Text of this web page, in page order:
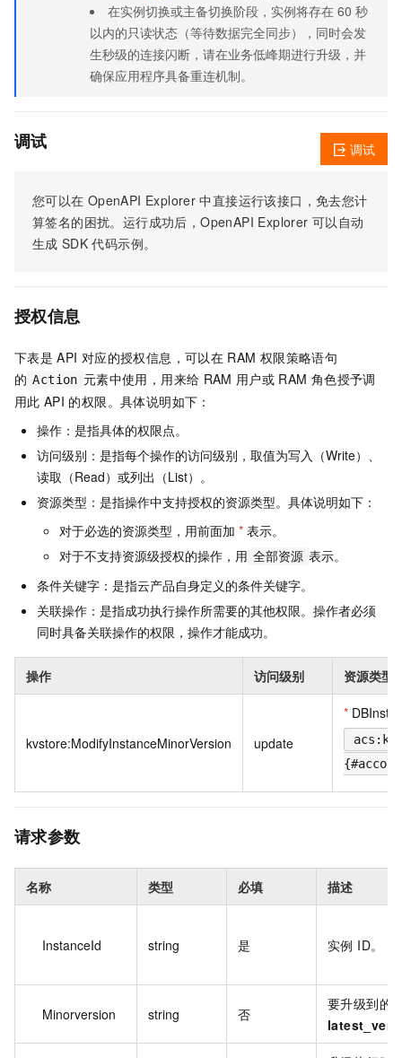
在实例切换或主备切换阶段，实例将存在 60 秒
以内的只读状态（等待数据完全同步），同时会发
生秒级的连接闪断，请在业务低峰期进行升级，并
确保应用程序具备重连机制。
调试
您可以在 OpenAPI Explorer 中直接运行该接口，免去您计
算签名的困扰。运行成功后，OpenAPI Explorer 可以自动
生成 SDK 代码示例。
调试
授权信息
下表是 API 对应的授权信息，可以在 RAM 权限策略语句
的 Action 元素中使用，用来给 RAM 用户或 RAM 角色授予调
用此 API 的权限。具体说明如下：
操作：是指具体的权限点。
访问级别：是指每个操作的访问级别，取值为写入（Write）、
读取（Read）或列出（List）。
资源类型：是指操作中支持授权的资源类型。具体说明如下：
对于必选的资源类型，用前面加 * 表示。
对于不支持资源级授权的操作，用 全部资源 表示。
条件关键字：是指云产品自身定义的条件关键字。
关联操作：是指成功执行操作所需要的其他权限。操作者必须
同时具备关联操作的权限，操作才能成功。
操作 访问级别 资源类型
kvstore:ModifyInstanceMinorVersion update
*
请求参数
名称 类型 必填 描述
InstanceId string 是 实例 ID。
Minorversion string 否
要升级到的